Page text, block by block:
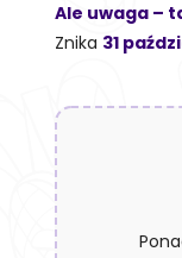
Ale uwaga –
Znika 31